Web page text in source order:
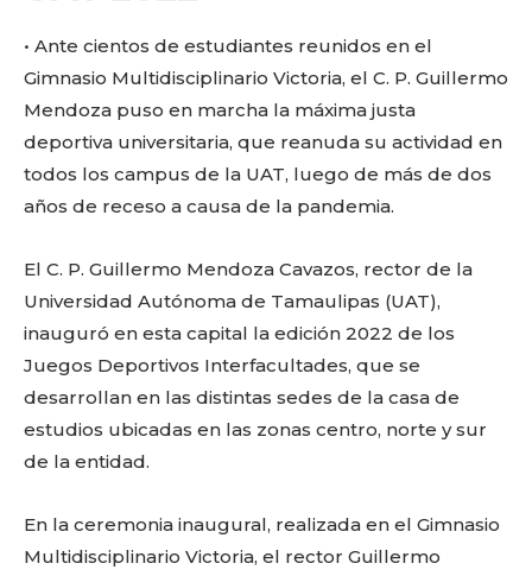
k
• Ante cientos de estudiantes reunidos en el
Gimnasio Multidisciplinario Victoria, el C. P. Guillermo
Mendoza puso en marcha la máxima justa
deportiva universitaria, que reanuda su actividad en
todos los campus de la UAT, luego de más de dos
años de receso a causa de la pandemia.
El C. P. Guillermo Mendoza Cavazos, rector de la
Universidad Autónoma de Tamaulipas (UAT),
inauguró en esta capital la edición 2022 de los
Juegos Deportivos Interfacultades, que se
desarrollan en las distintas sedes de la casa de
estudios ubicadas en las zonas centro, norte y sur
de la entidad.
En la ceremonia inaugural, realizada en el Gimnasio
Multidisciplinario Victoria, el rector Guillermo